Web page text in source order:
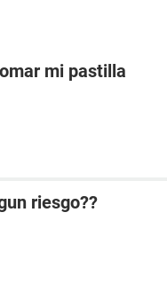
mi pastilla
riesgo??